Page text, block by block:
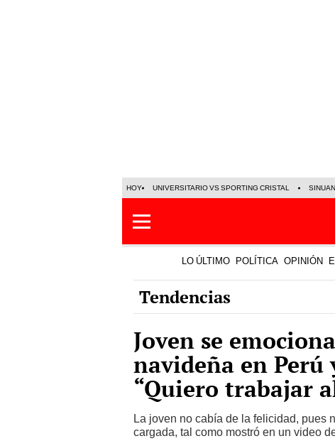
HOY UNIVERSITARIO VS SPORTING CRISTAL
LO ÚLTIMO POLÍTICA OPINIÓN
Tendencias
Joven se
navideña en Perú
“Quiero trabajar
La joven no cabía de la felicidad, pues
cargada, tal como mostró en un video